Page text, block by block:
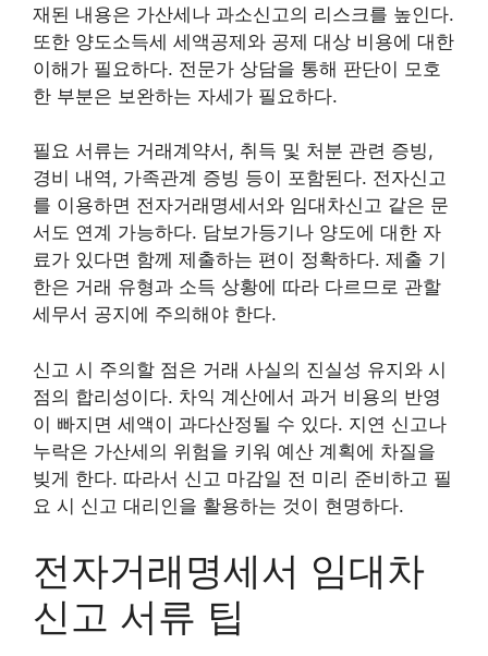
재된 내용은 가산세나 과소신고의 리스크를 높인다.
또한 양도소득세 세액공제와 공제 대상 비용에 대한
이해가 필요하다. 전문가 상담을 통해 판단이 모호
한 부분은 보완하는 자세가 필요하다.
필요 서류는 거래계약서, 취득 및 처분 관련 증빙,
경비 내역, 가족관계 증빙 등이 포함된다. 전자신고
를 이용하면 전자거래명세서와 임대차신고 같은 문
서도 연계 가능하다. 담보가등기나 양도에 대한 자
료가 있다면 함께 제출하는 편이 정확하다. 제출 기
한은 거래 유형과 소득 상황에 따라 다르므로 관할
세무서 공지에 주의해야 한다.
신고 시 주의할 점은 거래 사실의 진실성 유지와 시
점의 합리성이다. 차익 계산에서 과거 비용의 반영
이 빠지면 세액이 과다산정될 수 있다. 지연 신고나
누락은 가산세의 위험을 키워 예산 계획에 차질을
빚게 한다. 따라서 신고 마감일 전 미리 준비하고 필
요 시 신고 대리인을 활용하는 것이 현명하다.
전자거래명세서 임대차
신고 서류 팁